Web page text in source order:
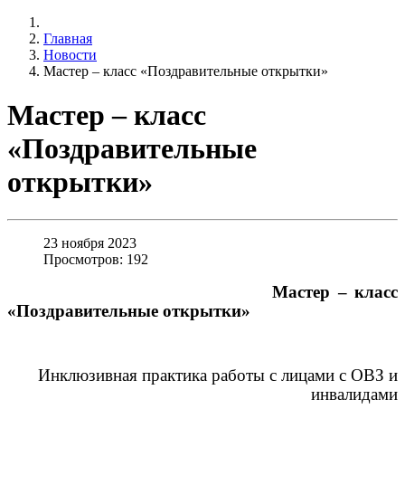
Главная
Новости
Мастер – класс «Поздравительные открытки»
Мастер – класс
«Поздравительные
открытки»
23 ноября 2023
Просмотров: 192
Мастер – класс
«Поздравительные открытки»
Инклюзивная практика работы с лицами с ОВЗ и
инвалидами